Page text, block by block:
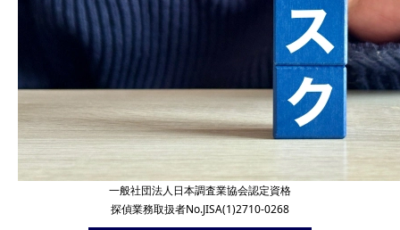
一般社団法人日本調査業協会認定資格
探偵業務取扱者No.JISA(1)2710-0268